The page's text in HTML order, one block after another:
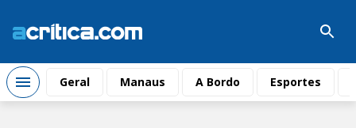
Geral Manaus A Bordo Esportes